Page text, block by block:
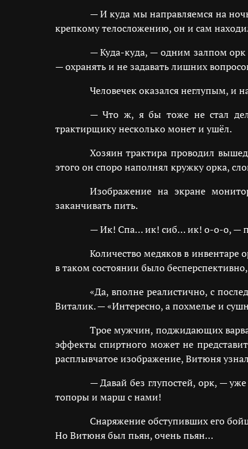
— И куда мы направляемся на
крепкому телосложению, он и сам
— Куда-куда, — одним залпом орк
— охранять и не задавать лишних
Человечек оказался неглупым, и
— Что ж, я бы тоже не стал
трактирщику несколько монет и ушёл.
Хозяин трактира проводил
этого он споро наполнял кружку орка,
Изображение на экране
заканчивать пить.
— Ик! Спа… ик! сиб… ик! о-о-о, —
Количество медяков в инвентаре
в таком состоянии было
«Да, вполне реалистично, с
Виталик. — «Интересно, а похмелье и
Трое мужчин, поджидающих
эффекты спиртного может не
расплывчатое изображение, Витюня
— Давай без глупостей, орк, —
топоры и марш с нами!
Снаряжение обступивших его
Но Витюня был пьян, очень пьян…